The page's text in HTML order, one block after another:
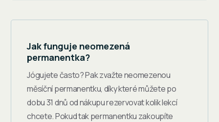
Jak funguje neomezená
permanentka?
Jógujete často? Pak zvažte neomezenou
měsíční permanentku, díky které můžete po
dobu 31 dnů od nákupu rezervovat kolik lekcí
chcete. Pokud tak permanentku zakoupíte